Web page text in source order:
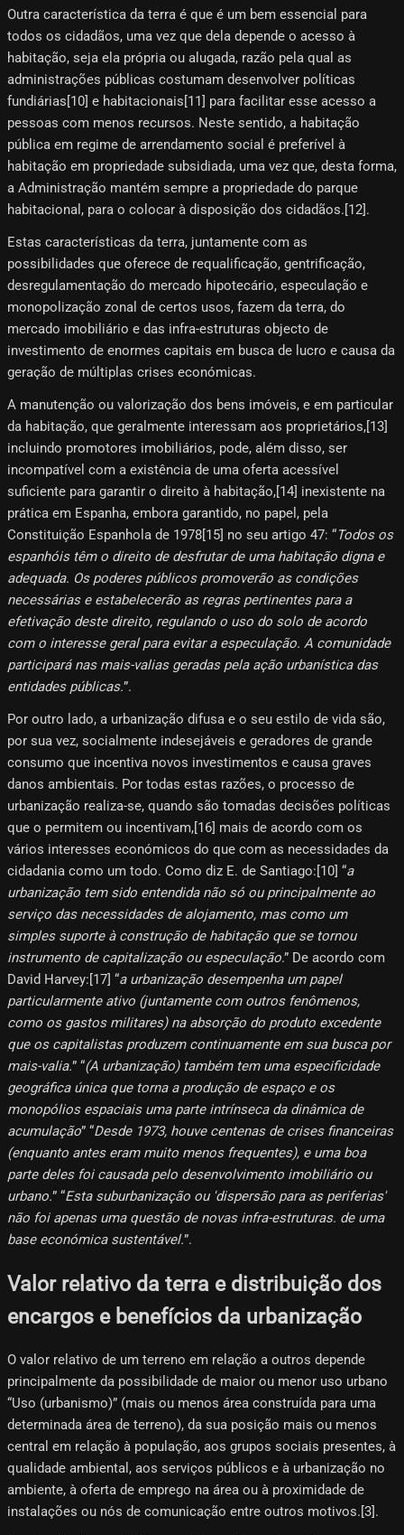
Outra característica da terra é que é um bem essencial para
todos os cidadãos, uma vez que dela depende o acesso à
habitação, seja ela própria ou alugada, razão pela qual as
administrações públicas costumam desenvolver políticas
fundiárias[10]​ e habitacionais[11]​ para facilitar esse acesso a
pessoas com menos recursos. Neste sentido, a habitação
pública em regime de arrendamento social é preferível à
habitação em propriedade subsidiada, uma vez que, desta forma,
a Administração mantém sempre a propriedade do parque
habitacional, para o colocar à disposição dos cidadãos.[12]​.
Estas características da terra, juntamente com as
possibilidades que oferece de requalificação, gentrificação,
desregulamentação do mercado hipotecário, especulação e
monopolização zonal de certos usos, fazem da terra, do
mercado imobiliário e das infra-estruturas objecto de
investimento de enormes capitais em busca de lucro e causa da
geração de múltiplas crises económicas.
A manutenção ou valorização dos bens imóveis, e em particular
da habitação, que geralmente interessam aos proprietários,[13]​
incluindo promotores imobiliários, pode, além disso, ser
incompatível com a existência de uma oferta acessível
suficiente para garantir o direito à habitação,[14]​ inexistente na
prática em Espanha, embora garantido, no papel, pela
Constituição Espanhola de 1978[15]​ no seu artigo 47: “Todos os
espanhóis têm o direito de desfrutar de uma habitação digna e
adequada. Os poderes públicos promoverão as condições
necessárias e estabelecerão as regras pertinentes para a
efetivação deste direito, regulando o uso do solo de acordo
com o interesse geral para evitar a especulação. A comunidade
participará nas mais-valias geradas pela ação urbanística das
entidades públicas.”.
Por outro lado, a urbanização difusa e o seu estilo de vida são,
por sua vez, socialmente indesejáveis ​​e geradores de grande
consumo que incentiva novos investimentos e causa graves
danos ambientais. Por todas estas razões, o processo de
urbanização realiza-se, quando são tomadas decisões políticas
que o permitem ou incentivam,[16]​ mais de acordo com os
vários interesses económicos do que com as necessidades da
cidadania como um todo. Como diz E. de Santiago:[10]​ “a
urbanização tem sido entendida não só ou principalmente ao
serviço das necessidades de alojamento, mas como um
simples suporte à construção de habitação que se tornou
instrumento de capitalização ou especulação.” De acordo com
David Harvey:[17]​ “a urbanização desempenha um papel
particularmente ativo (juntamente com outros fenômenos,
como os gastos militares) na absorção do produto excedente
que os capitalistas produzem continuamente em sua busca por
mais-valia.” “(A urbanização) também tem uma especificidade
geográfica única que torna a produção de espaço e os
monopólios espaciais uma parte intrínseca da dinâmica de
acumulação” “Desde 1973, houve centenas de crises financeiras
(enquanto antes eram muito menos frequentes), e uma boa
parte deles foi causada pelo desenvolvimento imobiliário ou
urbano.” “Esta suburbanização ou 'dispersão para as periferias'
não foi apenas uma questão de novas infra-estruturas. de uma
base económica sustentável.”.
Valor relativo da terra e distribuição dos
encargos e benefícios da urbanização
O valor relativo de um terreno em relação a outros depende
principalmente da possibilidade de maior ou menor uso urbano
“Uso (urbanismo)” (mais ou menos área construída para uma
determinada área de terreno), da sua posição mais ou menos
central em relação à população, aos grupos sociais presentes, à
qualidade ambiental, aos serviços públicos e à urbanização no
ambiente, à oferta de emprego na área ou à proximidade de
instalações ou nós de comunicação entre outros motivos.[3]​.